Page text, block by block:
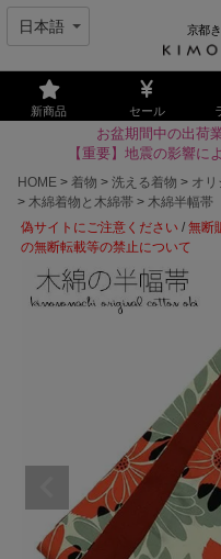
京都
新商品 セール
お盆期間中の出荷
【重要】地震の影響に
HOME
着物 洗える着物
オ
木綿着物と木綿帯
木綿半幅帯
偽サイトにご注意ください /無断
の無断転載等の禁止について